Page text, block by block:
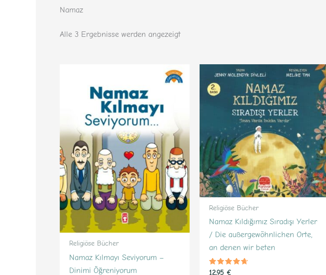
Namaz
Alle 3 Ergebnisse werden angezeigt
Religiöse Bücher
Namaz Kılmayı Seviyorum –
Dinimi Öğreniyorum
Religiöse Bücher
Namaz Kıldığımız Sıradışı Yerler
/ Die außergewöhnlichen Orte,
an denen wir beten
Bewertet
12,95 €
Dieses
Produkt
weist
mehrere
Varianten
auf.
Die
Optionen
können
auf
der
gewählt
werden